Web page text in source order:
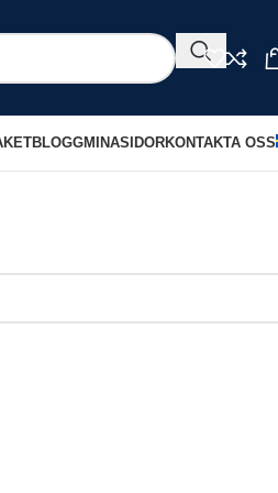
BLOGGMINASIDORKONTAKTA OSS